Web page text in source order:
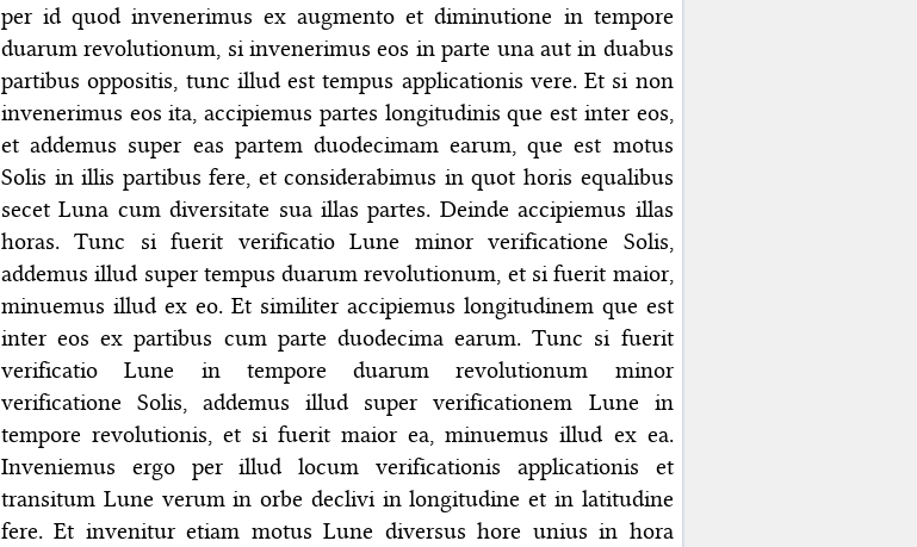
per id quod invenerimus ex augmento et diminutione in tempore
duarum revolutionum, si invenerimus eos in parte una aut in duabus
partibus oppositis, tunc illud est tempus applicationis vere. Et si non
invenerimus eos ita, accipiemus partes longitudinis que est inter eos,
et addemus super eas partem duodecimam earum, que est motus
Solis in illis partibus fere, et considerabimus in quot horis equalibus
secet Luna cum diversitate sua illas partes. Deinde accipiemus illas
horas. Tunc si fuerit verificatio Lune minor verificatione Solis,
addemus illud super tempus duarum revolutionum, et si fuerit maior,
minuemus illud ex eo. Et similiter accipiemus longitudinem que est
inter eos ex partibus cum parte duodecima earum. Tunc si fuerit
verificatio Lune in tempore duarum revolutionum minor
verificatione Solis, addemus illud super verificationem Lune in
tempore revolutionis, et si fuerit maior ea, minuemus illud ex ea.
Inveniemus ergo per illud locum verificationis applicationis et
transitum Lune verum in orbe declivi in longitudine et in latitudine
fere. Et invenitur etiam motus Lune diversus hore unius in hora